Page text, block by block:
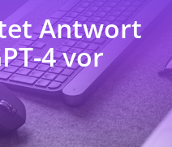
Antwort
4 vor